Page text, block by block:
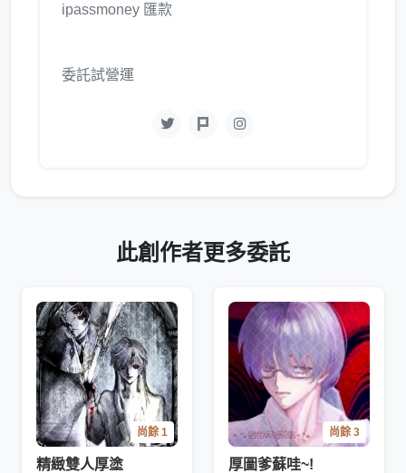
ipassmoney 匯款
委託試營運
此創作者更多委託
尚餘 1
精緻雙人厚塗
尚餘 3
厚圖爹蘇哇~!